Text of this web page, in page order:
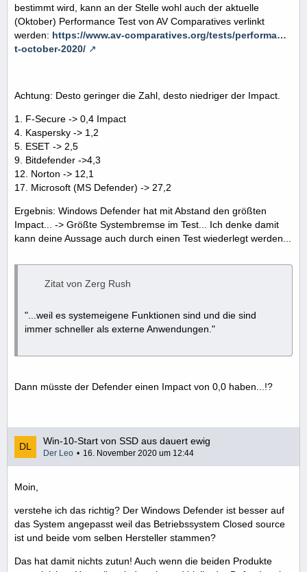
bestimmt wird, kann an der Stelle wohl auch der aktuelle
(Oktober) Performance Test von AV Comparatives verlinkt
werden: https://www.av-comparatives.org/tests/performa…
t-october-2020/
Achtung: Desto geringer die Zahl, desto niedriger der Impact.
1. F-Secure -> 0,4 Impact
4. Kaspersky -> 1,2
5. ESET -> 2,5
9. Bitdefender ->4,3
12. Norton -> 12,1
17. Microsoft (MS Defender) -> 27,2
Ergebnis: Windows Defender hat mit Abstand den größten
Impact... -> Größte Systembremse im Test... Ich denke damit
kann deine Aussage auch durch einen Test wiederlegt werden...
Zitat von Zerg Rush
"...weil es systemeigene Funktionen sind und die sind
immer schneller als externe Anwendungen."
Dann müsste der Defender einen Impact von 0,0 haben...!?
Win-10-Start von SSD aus dauert ewig
Der Leo 16. November 2020 um 12:44
Moin,
verstehe ich das richtig? Der Windows Defender ist besser auf
das System angepasst weil das Betriebssystem Closed source
ist und beide vom selben Hersteller stammen?
Das hat damit nichts zutun! Auch wenn die beiden Produkte